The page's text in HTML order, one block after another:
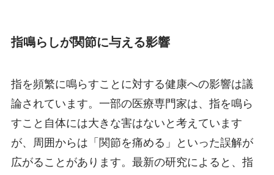
指鳴らしが関節に与える影響
指を頻繁に鳴らすことに対する健康への影響は議
論されています。一部の医療専門家は、指を鳴ら
すこと自体には大きな害はないと考えています
が、周囲からは「関節を痛める」といった誤解が
広がることがあります。最新の研究によると、指